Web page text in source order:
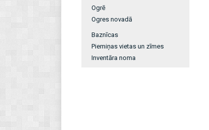
Ogrē
Ogres novadā
Baznīcas
Piemiņas vietas un zīmes
Inventāra noma